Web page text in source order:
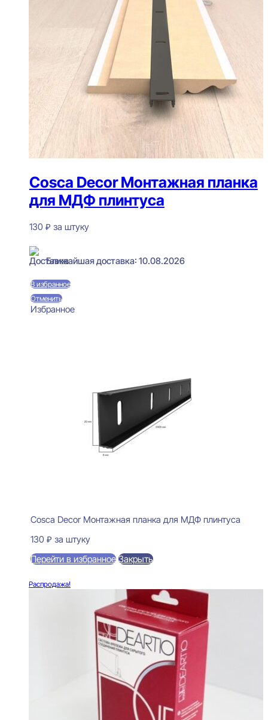
Cosca Decor Монтажная планка
для МДФ плинтуса
130 ₽ за штуку
Ближайшая доставка: 10.08.2026
В избранное
Отменить
Избранное
Cosca Decor Монтажная планка для МДФ плинтуса
130 ₽ за штуку
Перейти в избранное Закрыть
Распродажа!